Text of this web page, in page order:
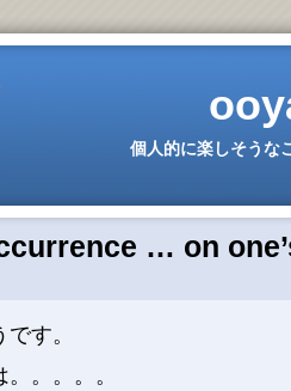
個人的に楽しそうな
… on
す。
。。。。